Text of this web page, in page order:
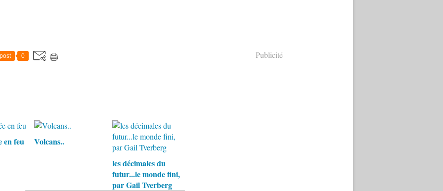
0
en feu
Volcans..
les décimales du
futur...le monde fini,
par Gail Tverberg
Publicité